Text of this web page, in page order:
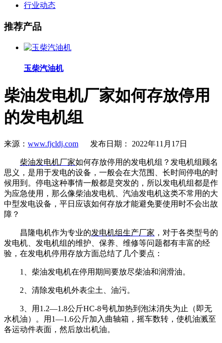
行业动态
推荐产品
玉柴汽油机
柴油发电机厂家如何存放停用
的发电机组
来源： www.fjcldj.com 发布日期： 2022年11月17日
柴油发电机厂家如何存放停用的发电机组？ 发电机组顾名
思义，是用于发电的设备，一般会在大范围、长时间停电的时
候用到。停电这种事情一般都是突发的，所以发电机组都是作
为应急使用，那么像柴油发电机、汽油发电机这类不常用的大
中型发电设备，平日应该如何存放才能避免要使用时不会出故
障？
昌隆电机作为专业的发电机组生产厂家 ，对于各类型号的
发电机、发电机组的维护、保养、维修等问题都有丰富的经
验，在发电机停用存放方面总结了几个要点：
1、柴油发电机在停用期间要放尽柴油和润滑油。
2、清除发电机外表尘土、油污。
3、用1.2—1.8公斤HC-8号机加热到泡沫消失为止（即无
水机油）。用1—1.6公斤加入曲轴箱，摇车数转，使机油溅至
各运动件表面，然后放出机油。